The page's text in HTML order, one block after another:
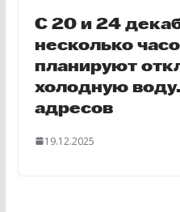
С 20 и 24
несколько
планируют
холодную
адресов
19.12.2025